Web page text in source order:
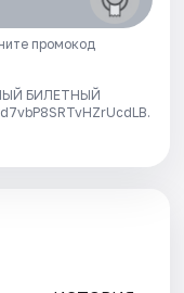
промокод
БИЛЕТНЫЙ